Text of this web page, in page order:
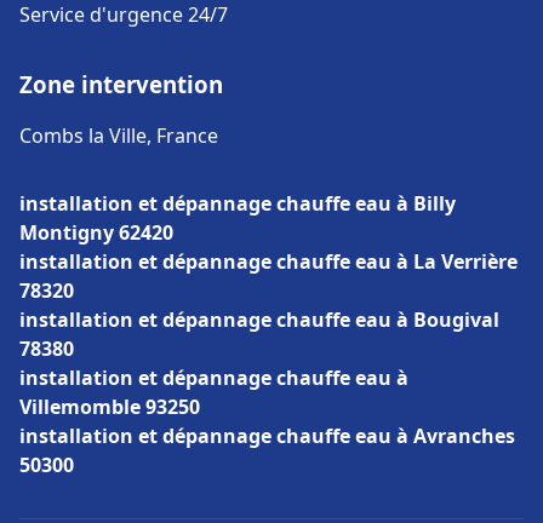
Service d'urgence 24/7
Zone intervention
Combs la Ville, France
installation et dépannage chauffe eau à Billy
Montigny 62420
installation et dépannage chauffe eau à La Verrière
78320
installation et dépannage chauffe eau à Bougival
78380
installation et dépannage chauffe eau à
Villemomble 93250
installation et dépannage chauffe eau à Avranches
50300